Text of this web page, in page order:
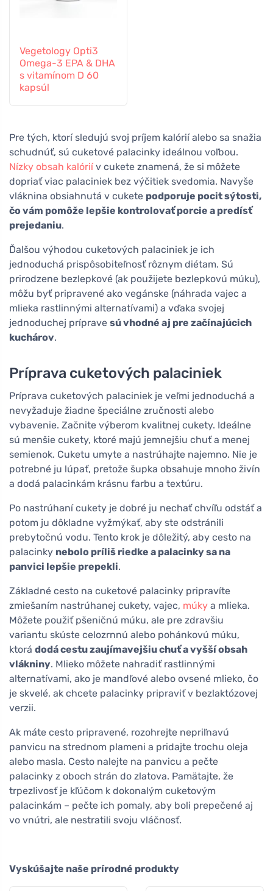
Vegetology Opti3
Omega-3 EPA & DHA
s vitamínom D 60
kapsúl
Pre tých, ktorí sledujú svoj príjem kalórií alebo sa snažia
schudnúť, sú cuketové palacinky ideálnou voľbou.
Nízky obsah kalóriív cukete znamená, že si môžete
dopriať viac palaciniek bez výčitiek svedomia. Navyše
vláknina obsiahnutá v cukete podporuje pocit sýtosti,
čo vám pomôže lepšie kontrolovať porcie a predísť
prejedaniu.
Ďalšou výhodou cuketových palaciniek je ich
jednoduchá prispôsobiteľnosť rôznym diétam. Sú
prirodzene bezlepkové (ak použijete bezlepkovú múku),
môžu byť pripravené ako vegánske (náhrada vajec a
mlieka rastlinnými alternatívami) a vďaka svojej
jednoduchej príprave sú vhodné aj pre začínajúcich
kuchárov.
Príprava cuketových palaciniek
Príprava cuketových palaciniek je veľmi jednoduchá a
nevyžaduje žiadne špeciálne zručnosti alebo
vybavenie. Začnite výberom kvalitnej cukety. Ideálne
sú menšie cukety, ktoré majú jemnejšiu chuť a menej
semienok. Cuketu umyte a nastrúhajte najemno. Nie je
potrebné ju lúpať, pretože šupka obsahuje mnoho živín
a dodá palacinkám krásnu farbu a textúru.
Po nastrúhaní cukety je dobré ju nechať chvíľu odstáť a
potom ju dôkladne vyžmýkať, aby ste odstránili
prebytočnú vodu. Tento krok je dôležitý, aby cesto na
palacinky nebolo príliš riedke a palacinky sa na
panvici lepšie prepekli.
Základné cesto na cuketové palacinky pripravíte
zmiešaním nastrúhanej cukety, vajec, múky a mlieka.
Môžete použiť pšeničnú múku, ale pre zdravšiu
variantu skúste celozrnnú alebo pohánkovú múku,
ktorá dodá cestu zaujímavejšiu chuť a vyšší obsah
vlákniny. Mlieko môžete nahradiť rastlinnými
alternatívami, ako je mandľové alebo ovsené mlieko, čo
je skvelé, ak chcete palacinky pripraviť v bezlaktózovej
verzii.
Ak máte cesto pripravené, rozohrejte nepriľnavú
panvicu na strednom plameni a pridajte trochu oleja
alebo masla. Cesto nalejte na panvicu a pečte
palacinky z oboch strán do zlatova. Pamätajte, že
trpezlivosť je kľúčom k dokonalým cuketovým
palacinkám – pečte ich pomaly, aby boli prepečené aj
vo vnútri, ale nestratili svoju vláčnosť.
Vyskúšajte naše prírodné produkty